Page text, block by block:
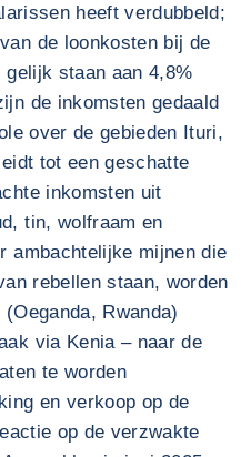
heeft verdubbeld;
de loonkosten bij de
staan aan 4,8%
de inkomsten gedaald
over de gebieden Ituri,
tot een geschatte
inkomsten uit
tin, wolfraam en
ambachtelijke mijnen die
rebellen staan, worden
Rwanda)
via Kenia – naar de
te worden
en verkoop op de
op de verzwakte